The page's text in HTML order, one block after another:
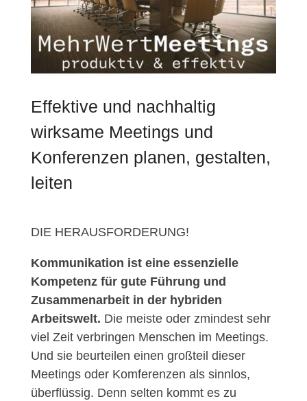
Effektive und nachhaltig
wirksame Meetings und
Konferenzen planen, gestalten,
leiten
DIE HERAUSFORDERUNG!
Kommunikation ist eine essenzielle
Kompetenz für gute Führung und
Zusammenarbeit in der hybriden
Arbeitswelt. Die meiste oder zmindest sehr
viel Zeit verbringen Menschen im Meetings.
Und sie beurteilen einen großteil dieser
Meetings oder Komferenzen als sinnlos,
überflüssig. Denn selten kommt es zu